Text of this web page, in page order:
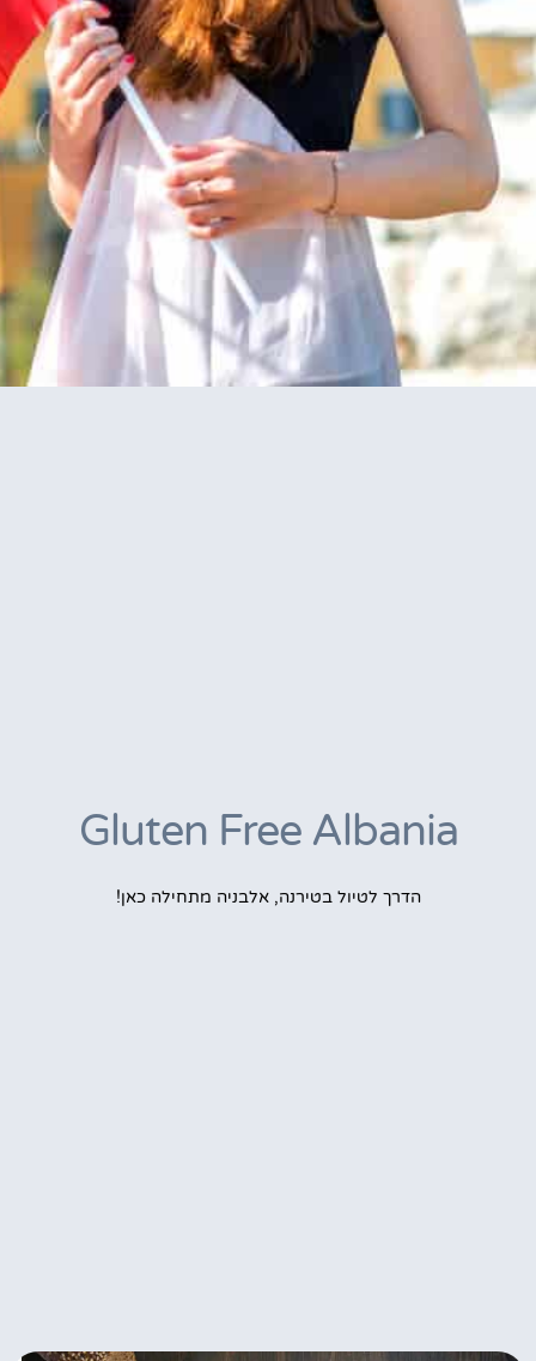
Gluten Free Albania
הדרך לטיול בטירנה, אלבניה מתחילה כאן!